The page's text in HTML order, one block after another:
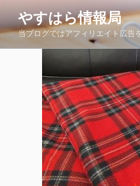
テ
ン
やすはら情報局
当ブログではアフィリエイト広告